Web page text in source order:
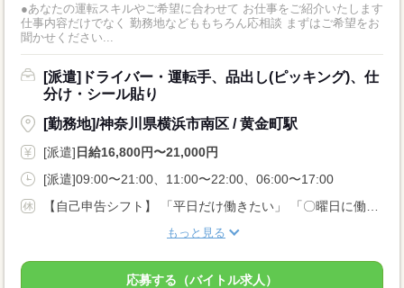
●あなたの運転スキルやご希望に合わせて お仕事をご紹介いたします
仕事内容だけでなく 勤務地などももちろん応相談 まずはご希望をお
聞かせください...
[派遣]ドライバー・運転手、品出し(ピッキング)、仕
分け・シール貼り
[勤務地]/神奈川県横浜市南区 / 黄金町駅
[派遣]日給16,800円〜21,000円
[派遣]09:00〜21:00、11:00〜22:00、06:00〜17:00
もっと見る
応募する（バイトル求人）